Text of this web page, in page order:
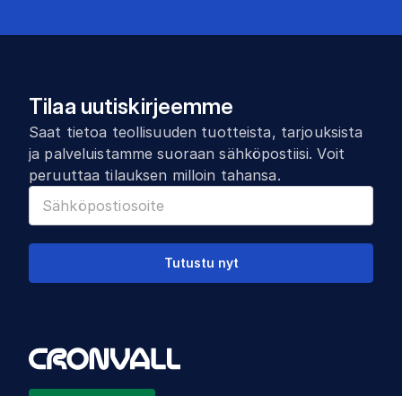
Tilaa uutiskirjeemme
Saat tietoa teollisuuden tuotteista, tarjouksista
ja palveluistamme suoraan sähköpostiisi. Voit
peruuttaa tilauksen milloin tahansa.
Tutustu nyt